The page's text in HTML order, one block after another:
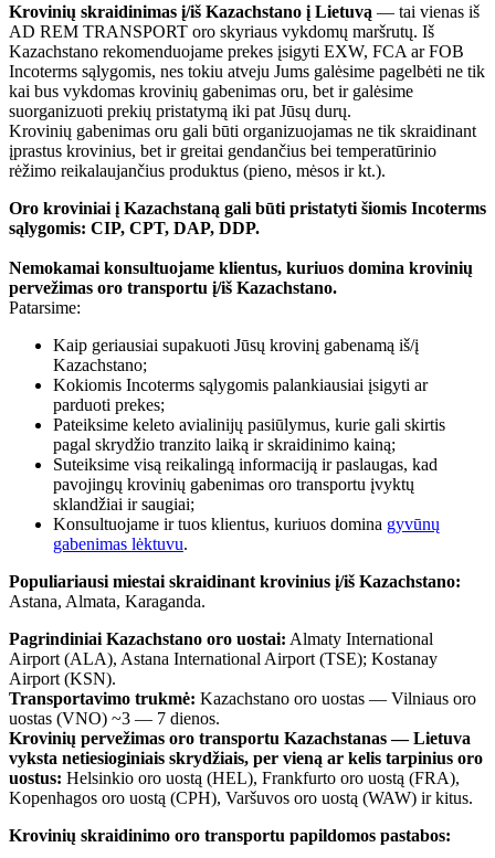
Krovinių skraidinimas į/iš Kazachstano į Lietuvą — tai vienas iš
AD REM TRANSPORT oro skyriaus vykdomų maršrutų. Iš
Kazachstano rekomenduojame prekes įsigyti EXW, FCA ar FOB
Incoterms sąlygomis, nes tokiu atveju Jums galėsime pagelbėti ne tik
kai bus vykdomas krovinių gabenimas oru, bet ir galėsime
suorganizuoti prekių pristatymą iki pat Jūsų durų.
Krovinių gabenimas oru gali būti organizuojamas ne tik skraidinant
įprastus krovinius, bet ir greitai gendančius bei temperatūrinio
rėžimo reikalaujančius produktus (pieno, mėsos ir kt.).
Oro kroviniai į Kazachstaną gali būti pristatyti šiomis Incoterms
sąlygomis: CIP, CPT, DAP, DDP.
Nemokamai konsultuojame klientus, kuriuos domina krovinių
pervežimas oro transportu į/iš Kazachstano.
Patarsime:
Kaip geriausiai supakuoti Jūsų krovinį gabenamą iš/į
Kazachstano;
Kokiomis Incoterms sąlygomis palankiausiai įsigyti ar
parduoti prekes;
Pateiksime keleto avialinijų pasiūlymus, kurie gali skirtis
pagal skrydžio tranzito laiką ir skraidinimo kainą;
Suteiksime visą reikalingą informaciją ir paslaugas, kad
pavojingų krovinių gabenimas oro transportu įvyktų
sklandžiai ir saugiai;
Konsultuojame ir tuos klientus, kuriuos domina gyvūnų
gabenimas lėktuvu.
Populiariausi miestai skraidinant krovinius į/iš Kazachstano:
Astana, Almata, Karaganda.
Pagrindiniai Kazachstano oro uostai: Almaty International
Airport (ALA), Astana International Airport (TSE); Kostanay
Airport (KSN).
Transportavimo trukmė: Kazachstano oro uostas — Vilniaus oro
uostas (VNO) ~3 — 7 dienos.
Krovinių pervežimas oro transportu Kazachstanas — Lietuva
vyksta netiesioginiais skrydžiais, per vieną ar kelis tarpinius oro
uostus: Helsinkio oro uostą (HEL), Frankfurto oro uostą (FRA),
Kopenhagos oro uostą (CPH), Varšuvos oro uostą (WAW) ir kitus.
Krovinių skraidinimo oro transportu papildomos pastabos: